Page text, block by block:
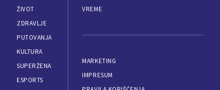
ŽIVOT
ZDRAVLJE
PUTOVANJA
KULTURA
SUPERŽENA
ESPORTS
VREME
MARKETING
IMPRESUM